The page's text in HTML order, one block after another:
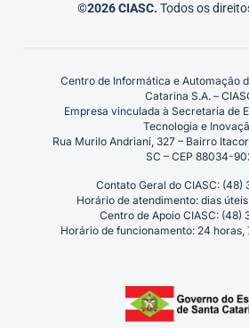
©2026 CIASC. Todos os
Centro de Informática e Automação
Catarina S.A. –
Empresa vinculada à Secretaria de
Tecnologia e
Rua Murilo Andriani, 327 – Bairro
SC – CEP 88034-
Contato Geral do CIASC: (48)
Horário de atendimento: dias úteis
Centro de Apoio CIASC: (48)
Horário de funcionamento: 24 horas,